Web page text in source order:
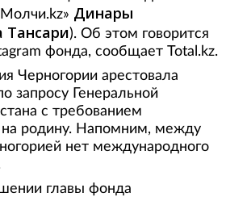
Динары
Тансари). Об этом говорится
фонда, сообщает Total.kz.
Черногории арестовала
запросу Генеральной
с требованием
на родину. Напомним, между
нет международного
главы фонда